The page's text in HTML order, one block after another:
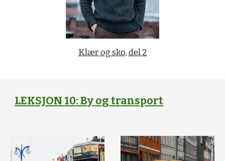
Klær og sko, del 2
LEKSJON10: Byog transport